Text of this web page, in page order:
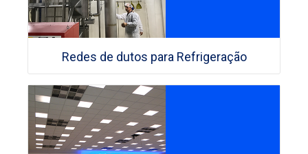
Redes de dutos para Refrigeração